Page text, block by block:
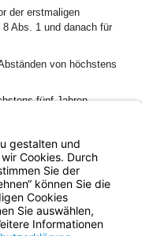
der erstmaligen
8 Abs. 1 und danach für
von höchstens
fünf Jahren
6 anerkannten
über die
verfügen.